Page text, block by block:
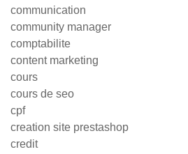
communication
community manager
comptabilite
content marketing
cours
cours de seo
cpf
creation site prestashop
credit